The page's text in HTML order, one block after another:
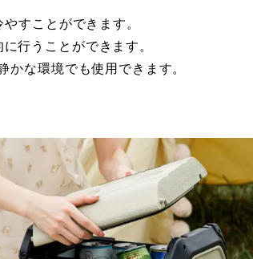
すことができます。
行うことができます。
かな環境でも使用できます。